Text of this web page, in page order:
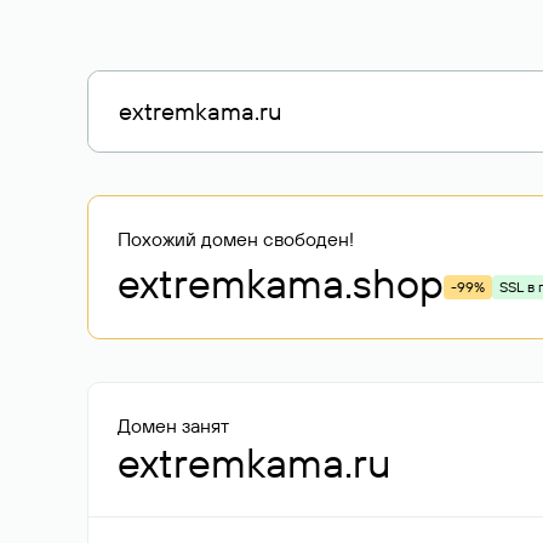
Похожий домен свободен!
extremkama.shop -99% SSL в
Домен занят
extremkama.ru